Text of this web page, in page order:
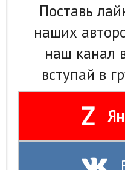
Поставь
наших
наш канал
вступай в
Z